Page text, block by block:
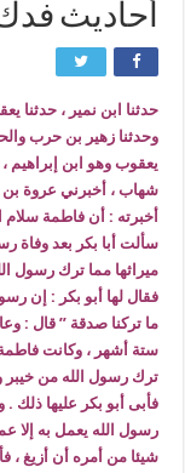
أحاديث
حدثنا ابن نمير ، حدثنا
وحدثنا زهير بن حرب
يعقوب وهو ابن إبراهيم
شهاب ، أخبرني عروة بن
أخبرته : أن فاطمة سلام
سألت أبا بكر بعد وفاة
ميراثها مما ترك رسول
فقال لها أبو بكر : إن
ما تركنا صدقة ” قال :
ستة أشهر ، وكانت فاطمة
ترك رسول الله من خيبر
فأبى أبو بكر عليها ذلك
رسول الله يعمل به
شيئا من أمره أن أزيغ ،